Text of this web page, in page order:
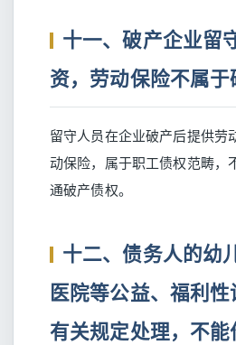
十一、破产企业留
资，劳动保险不属于
留守人员在企业破产后提供劳
动保险，属于职工债权范畴，
通破产债权。
十二、债务人的幼
医院等公益、福利
有关规定处理，不